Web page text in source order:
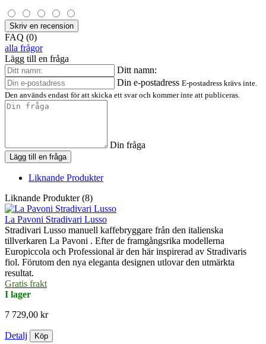
Skriv en recension
FAQ (0)
alla frågor
Lägg till en fråga
Ditt namn:
Din e-postadress E-postadress krävs inte.
Den används endast för att skicka ett svar och kommer inte att publiceras.
Din fråga
Lägg till en fråga
Liknande Produkter
Liknande Produkter (8)
La Pavoni Stradivari Lusso
Stradivari Lusso manuell kaffebryggare från den italienska
tillverkaren La Pavoni . Efter de framgångsrika modellerna
Europiccola och Professional är den här inspirerad av Stradivaris
fiol. Förutom den nya eleganta designen utlovar den utmärkta
resultat.
Gratis frakt
I lager
7 729,00 kr
Detalj Köp